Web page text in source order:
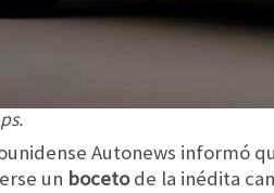
Autonews informó
un bocetode la inédita